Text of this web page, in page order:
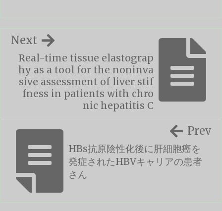
Real-time tissue elastograp
hy as a tool for the noninva
sive assessment of liver stif
fness in patients with chro
nic hepatitis C
Next
HBs抗原陰性化後に肝細胞癌を
発症されたHBVキャリアの患者
さん
Prev